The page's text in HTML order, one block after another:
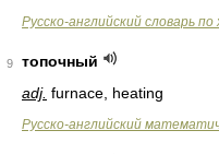
Русско-английский словарь по
9
топочный
adj. furnace, heating
Русско-английский